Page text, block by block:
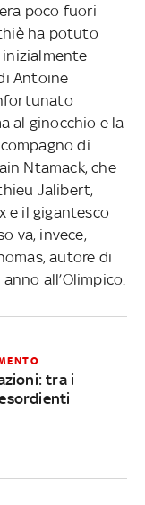
poco fuori
ha potuto
inizialmente
Antoine
al ginocchio e la
di
Ntamack, che
Jalibert,
e il gigantesco
va, invece,
autore di
all’Olimpico.
tra i